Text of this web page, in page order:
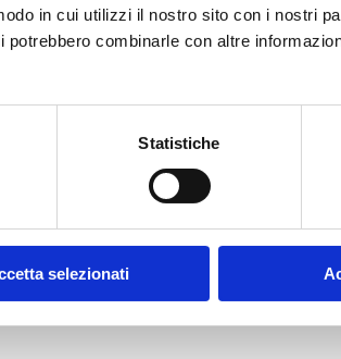
in cui utilizzi il nostro sito con i nostri
combinarle con altre
Statistiche
selezionati